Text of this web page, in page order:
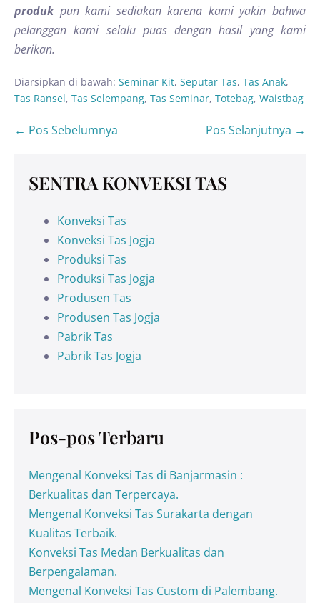
produkpun kami sediakan karena kami yakin bahwa
pelanggan kami selalu puas dengan hasil yang kami
berikan.
Diarsipkan di bawah: Seminar Kit, Seputar Tas, Tas Anak,
Tas Ransel, Tas Selempang, Tas Seminar, Totebag, Waistbag
← Pos Sebelumnya Pos Selanjutnya →
SENTRA KONVEKSI TAS
Konveksi Tas
Konveksi Tas Jogja
Produksi Tas
Produksi Tas Jogja
Produsen Tas
Produsen Tas Jogja
Pabrik Tas
Pabrik Tas Jogja
Pos-pos Terbaru
Mengenal Konveksi Tas di Banjarmasin :
Berkualitas dan Terpercaya.
Mengenal Konveksi Tas Surakarta dengan
Kualitas Terbaik.
Konveksi Tas Medan Berkualitas dan
Berpengalaman.
Mengenal Konveksi Tas Custom di Palembang.